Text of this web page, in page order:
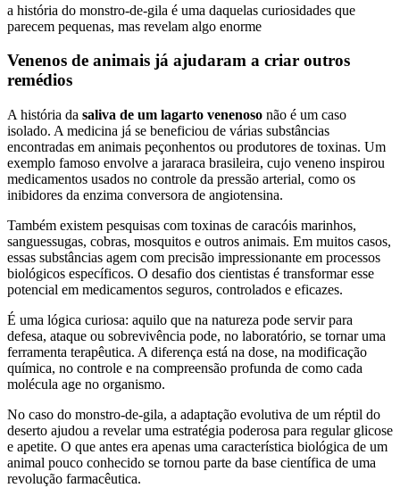
a história do monstro-de-gila é uma daquelas curiosidades que
parecem pequenas, mas revelam algo enorme
Venenos de animais já ajudaram a criar outros
remédios
A história da saliva de um lagarto venenoso não é um caso
isolado. A medicina já se beneficiou de várias substâncias
encontradas em animais peçonhentos ou produtores de toxinas. Um
exemplo famoso envolve a jararaca brasileira, cujo veneno inspirou
medicamentos usados no controle da pressão arterial, como os
inibidores da enzima conversora de angiotensina.
Também existem pesquisas com toxinas de caracóis marinhos,
sanguessugas, cobras, mosquitos e outros animais. Em muitos casos,
essas substâncias agem com precisão impressionante em processos
biológicos específicos. O desafio dos cientistas é transformar esse
potencial em medicamentos seguros, controlados e eficazes.
É uma lógica curiosa: aquilo que na natureza pode servir para
defesa, ataque ou sobrevivência pode, no laboratório, se tornar uma
ferramenta terapêutica. A diferença está na dose, na modificação
química, no controle e na compreensão profunda de como cada
molécula age no organismo.
No caso do monstro-de-gila, a adaptação evolutiva de um réptil do
deserto ajudou a revelar uma estratégia poderosa para regular glicose
e apetite. O que antes era apenas uma característica biológica de um
animal pouco conhecido se tornou parte da base científica de uma
revolução farmacêutica.